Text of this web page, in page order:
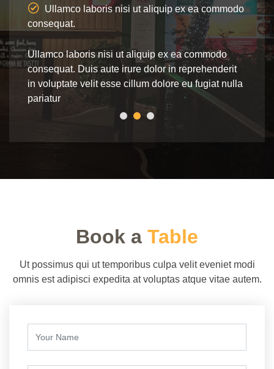
Ullamco laboris nisi ut aliquip ex ea commodo
consequat.
Ullamco laboris nisi ut aliquip ex ea commodo
consequat. Duis aute irure dolor in reprehenderit
in voluptate velit esse cillum dolore eu fugiat nulla
pariatur
Book a Table
Ut possimus qui ut temporibus culpa velit eveniet modi
omnis est adipisci expedita at voluptas atque vitae autem.